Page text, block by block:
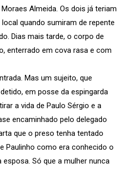
Almeida. Os dois já teriam
quando sumiram de repente
Dias mais tarde, o corpo de
enterrado em cova rasa e com
Mas um sujeito, que
em posse da espingarda
a vida de Paulo Sérgio e a
encaminhado pelo delegado
que o preso tenha tentado
Paulinho como era conhecido o
Só que a mulher nunca